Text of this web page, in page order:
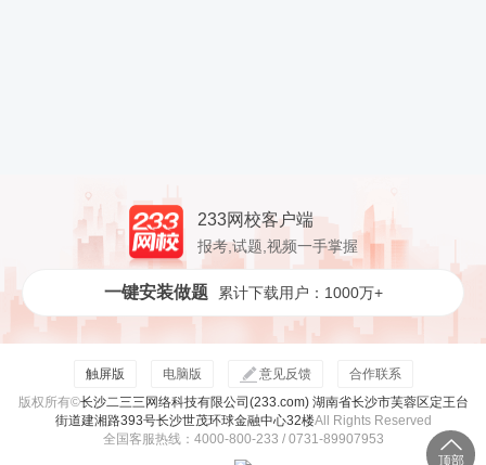
233网校客户端
报考,试题,视频一手掌握
一键安装做题 累计下载用户：1000万+
触屏版 电脑版 意见反馈
合作联系
版权所有©长沙二三三网络科技有限公司(233.com) 湖南省长沙市芙蓉区定王台
街道建湘路393号长沙世茂环球金融中心32楼All Rights Reserved
全国客服热线：4000-800-233 / 0731-89907953
顶部